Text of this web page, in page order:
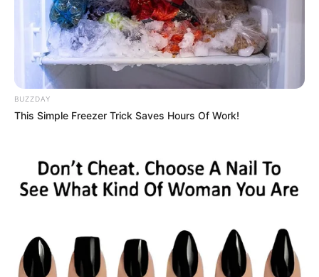
BUZZDAY
This Simple Freezer Trick Saves Hours Of Work!